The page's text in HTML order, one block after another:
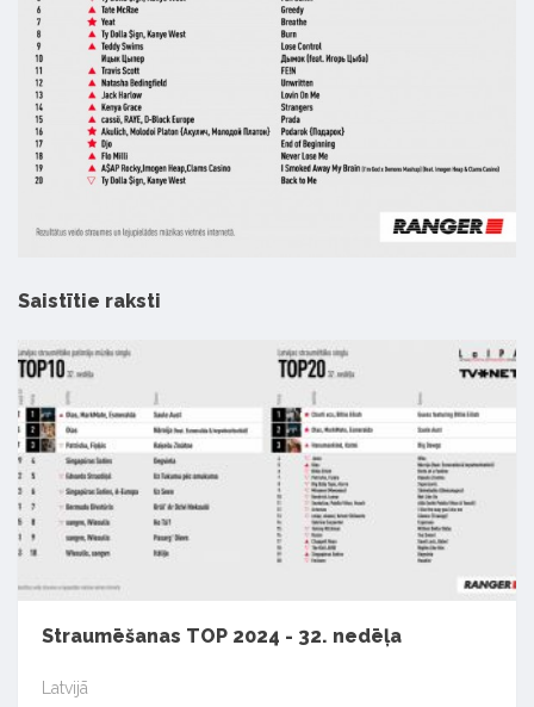
Saistītie raksti
Straumēšanas TOP 2024 - 32. nedēļa
Latvijā